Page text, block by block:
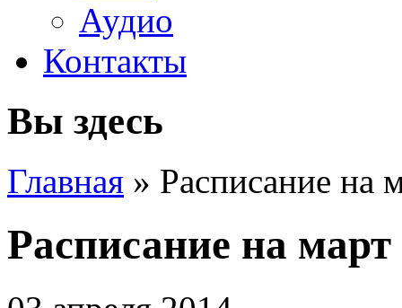
Аудио
Контакты
Вы здесь
Главная » Расписание на
Расписание на март